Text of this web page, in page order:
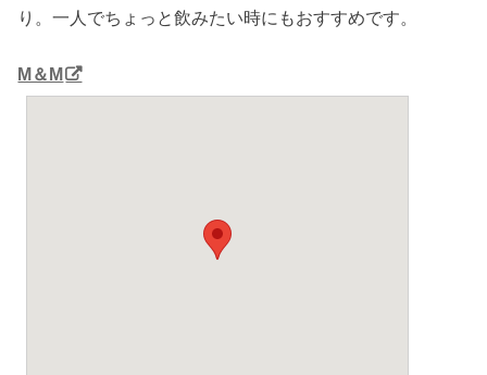
り。一人でちょっと飲みたい時にもおすすめです。
M＆M